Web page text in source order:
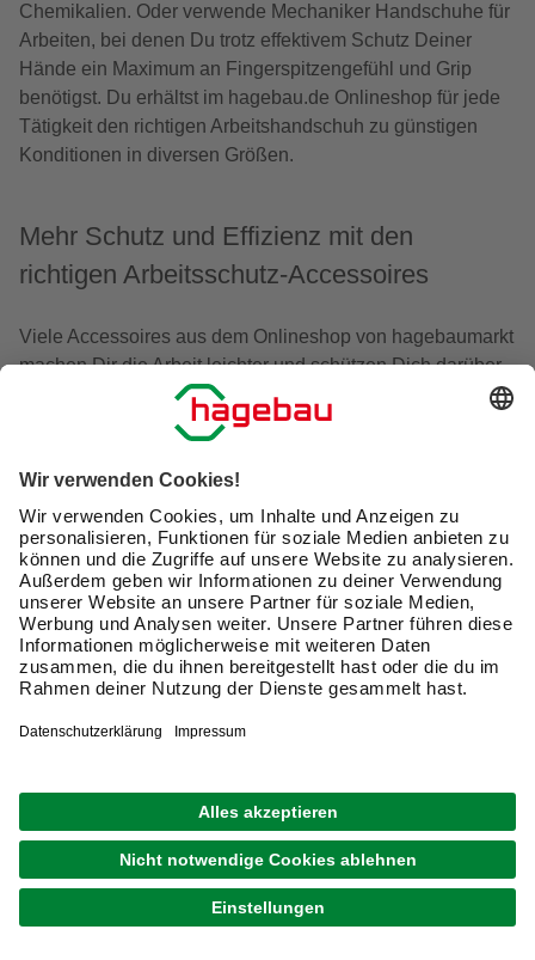
Chemikalien. Oder verwende Mechaniker Handschuhe für
Arbeiten, bei denen Du trotz effektivem Schutz Deiner
Hände ein Maximum an Fingerspitzengefühl und Grip
benötigst. Du erhältst im hagebau.de Onlineshop für jede
Tätigkeit den richtigen Arbeitshandschuh zu günstigen
Konditionen in diversen Größen.
Mehr Schutz und Effizienz mit den
richtigen Arbeitsschutz-Accessoires
Viele Accessoires aus dem Onlineshop von hagebaumarkt
machen Dir die Arbeit leichter und schützen Dich darüber
hinaus, wie zum Beispiel
Schnittschutzhandeschuhe
. Bei
knienden Tätigkeiten empfehlen sich etwa Kniepolster
Werkzeuggürtel sowie Werkzeugrollen, eine
Werkzeugmappe, eine Nageltasche oder ein
Arbeitsrucksack sorgen dafür, dass Du alles Nötige immer
griffbereit hast.
Schutzkleidung für die Arbeit im Freien
nutzen
bei der Arbeit nicht frierst. Das macht die Arbeit
angenehmer, ebenso wie etwa ein gefütterter
Lederhandschuh, der Deine Hände auch bei niedrigen
Temperaturen vor Kälte schützt.